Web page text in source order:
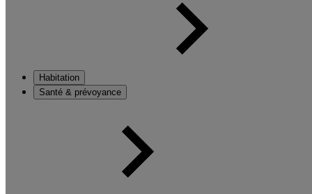
Habitation
Santé & prévoyance